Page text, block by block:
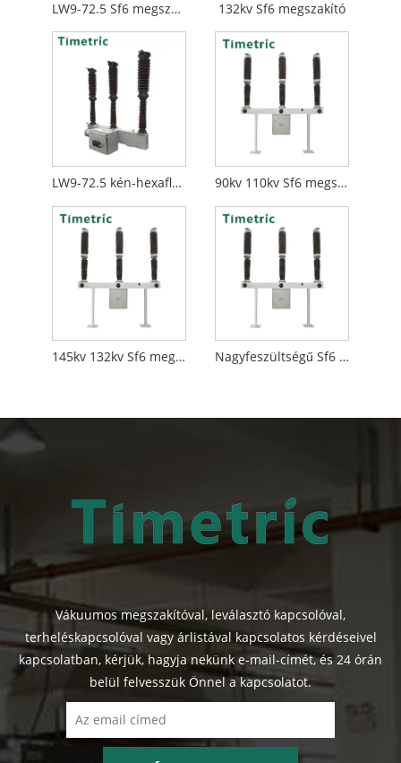
LW9-72.5 Sf6 megszakító 132kv Sf6 megszakító
LW9-72.5 kén-hexafluorid megszakító 90kv 110kv Sf6 megszakító
145kv 132kv Sf6 megszakító Nagyfeszültségű Sf6 megszakító
Vákuumos megszakítóval, leválasztó kapcsolóval,
terheléskapcsolóval vagy árlistával kapcsolatos kérdéseivel
kapcsolatban, kérjük, hagyja nekünk e-mail-címét, és 24 órán
belül felvesszük Önnel a kapcsolatot.